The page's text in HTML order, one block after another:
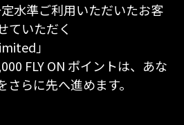
水準ご利用いただいたお客
ていただく
」
FLY ON ポイントは、あな
らに先へ進めます。